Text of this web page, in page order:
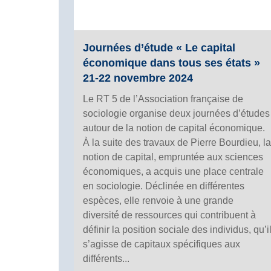
Journées d’étude « Le capital
économique dans tous ses états »
21-22 novembre 2024
Le RT 5 de l’Association française de
sociologie organise deux journées d’études
autour de la notion de capital économique.
À la suite des travaux de Pierre Bourdieu, la
notion de capital, empruntée aux sciences
économiques, a acquis une place centrale
en sociologie. Déclinée en différentes
espèces, elle renvoie à une grande
diversité́ de ressources qui contribuent à
définir la position sociale des individus, qu’il
s’agisse de capitaux spécifiques aux
différents...